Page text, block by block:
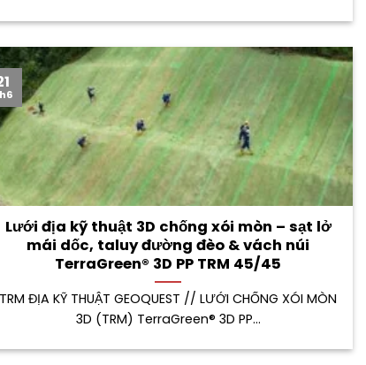
Lưới địa kỹ thuật 3D chống xói mòn – sạt lở
mái dốc, taluy đường đèo & vách núi
TerraGreen® 3D PP TRM 45/45
TRM ĐỊA KỸ THUẬT GEOQUEST // LƯỚI CHỐNG XÓI MÒN
3D (TRM) TerraGreen® 3D PP...